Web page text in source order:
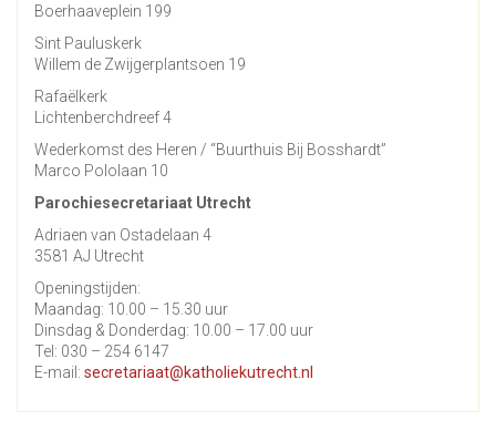
Boerhaaveplein 199
Sint Pauluskerk
Willem de Zwijgerplantsoen 19
Rafaëlkerk
Lichtenberchdreef 4
Wederkomst des Heren / “Buurthuis Bij Bosshardt”
Marco Pololaan 10
Parochiesecretariaat Utrecht
Adriaen van Ostadelaan 4
3581 AJ Utrecht
Openingstijden:
Maandag: 10.00 – 15.30 uur
Dinsdag & Donderdag: 10.00 – 17.00 uur
Tel: 030 – 254 6147
E-mail: secretariaat@katholiekutrecht.nl